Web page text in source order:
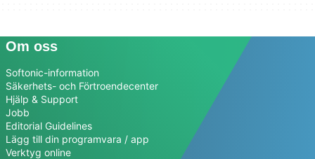
Om oss
Softonic-information
Säkerhets- och Förtroendecenter
Hjälp & Support
Jobb
Editorial Guidelines
Lägg till din programvara / app
Verktyg online